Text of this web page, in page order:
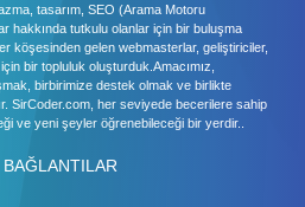
tasarım, SEO (Arama Motoru
hakkında tutkulu olanlar için bir buluşma
köşesinden gelen webmasterlar, geliştiriciler,
bir topluluk oluşturduk.Amacımız,
birbirimize destek olmak ve birlikte
SirCoder.com, her seviyede becerilere sahip
ve yeni şeyler öğrenebileceği bir yerdir..
BAĞLANTILAR